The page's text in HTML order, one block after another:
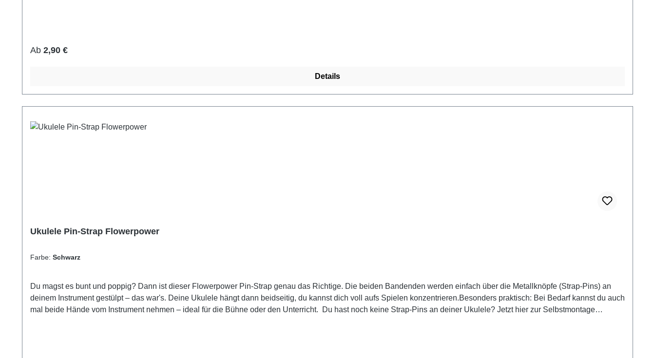
Regulärer Preis:
Ab 2,90 €
Details
Ukulele Pin-Strap Flowerpower
Farbe: Schwarz
Du magst es bunt und poppig? Dann ist dieser Flowerpower Pin-Strap genau das Richtige. Die beiden Bandenden werden einfach über die Metallknöpfe (Strap-Pins) an
deinem Instrument gestülpt – das war's. Deine Ukulele hängt dann beidseitig, du kannst dich voll aufs Spielen konzentrieren.Besonders praktisch: Bei Bedarf kannst du auch
mal beide Hände vom Instrument nehmen – ideal für die Bühne oder den Unterricht. Du hast noch keine Strap-Pins an deiner Ukulele? Jetzt hier zur Selbstmontage